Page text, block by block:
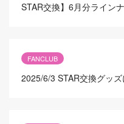
STAR交換】6月分ライン
FANCLUB
2025/6/3 STAR交換グッ